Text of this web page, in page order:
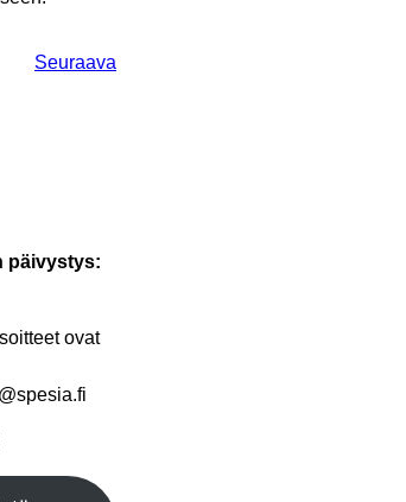
Seuraava
päivystys:
ovat